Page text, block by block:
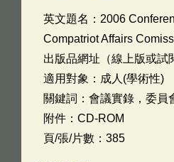
英文題名： 2006
Compatriot Affairs
出版品網址（線上版或試
適用對象：成人(學術性)
關鍵詞：會議實錄，委員
附件：CD-ROM
頁/張/片數：385